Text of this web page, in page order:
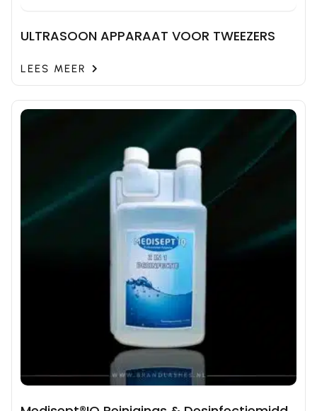
ULTRASOON APPARAAT VOOR TWEEZERS
LEES MEER